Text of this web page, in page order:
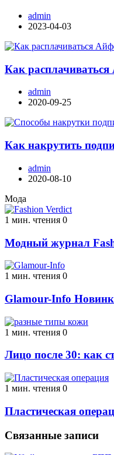
admin
2023-04-03
Как
admin
2020-09-25
Как накрутить
admin
2020-08-10
Мода
1 мин. чтения 0
Модный журнал
1 мин. чтения 0
Glamour-Info
1 мин. чтения 0
Лицо после 30: как
1 мин. чтения 0
Пластическая
Связанные записи